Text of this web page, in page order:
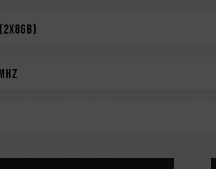
特挑的高质量 IC
固
存产品前，请先参考主板品牌的 QVL 兼
內存控制器(IMC)的体质以及当前使用